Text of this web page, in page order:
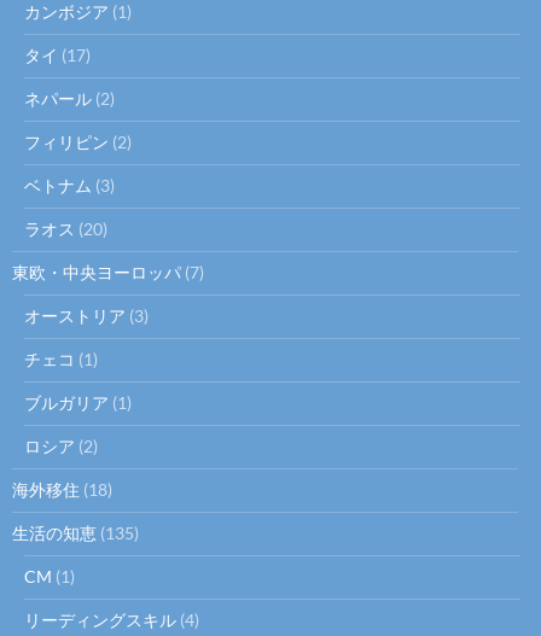
カンボジア (1)
タイ (17)
ネパール (2)
フィリピン (2)
ベトナム (3)
ラオス (20)
東欧・中央ヨーロッパ (7)
オーストリア (3)
チェコ (1)
ブルガリア (1)
ロシア (2)
海外移住 (18)
生活の知恵 (135)
CM (1)
リーディングスキル (4)